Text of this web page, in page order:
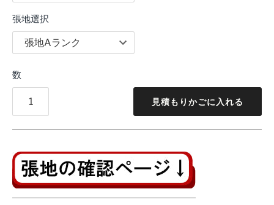
張地選択
数
見積もりかごに入れる